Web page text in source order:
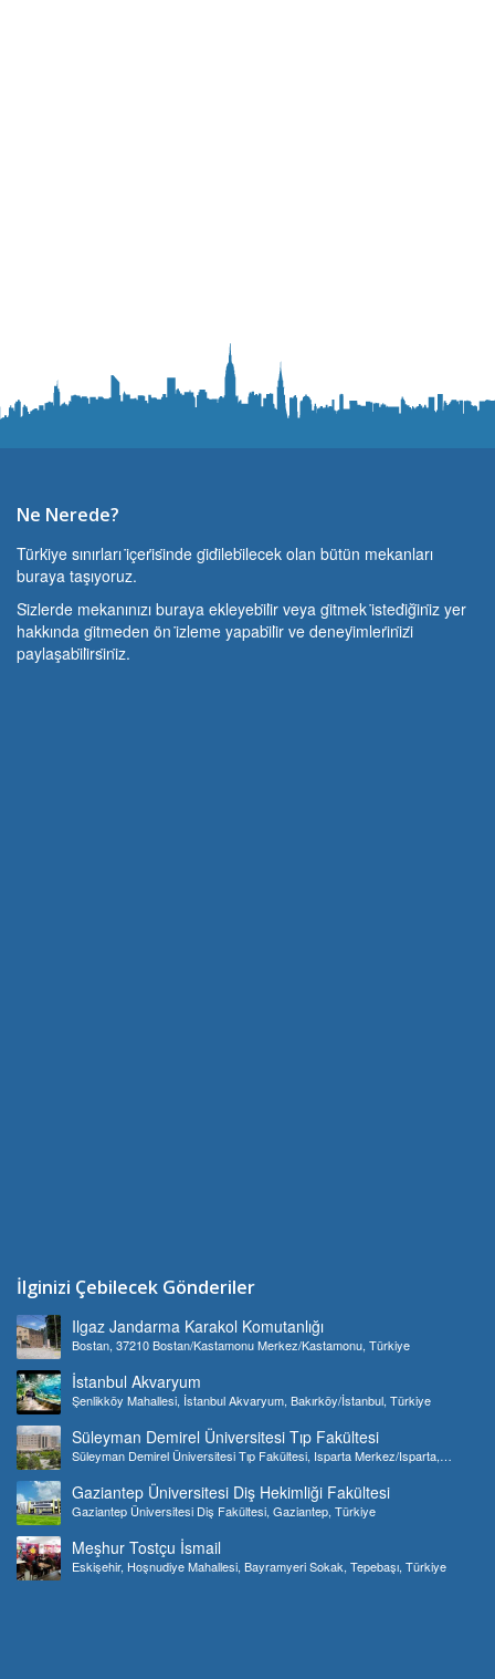
Ne Nerede?
Türki̇ye sınırları i̇çeri̇si̇nde gi̇di̇lebi̇lecek olan bütün mekanları
buraya taşıyoruz.
Si̇zlerde mekanınızı buraya ekleyebi̇li̇r veya gi̇tmek i̇stedi̇ği̇ni̇z yer
hakkında gi̇tmeden ön i̇zleme yapabi̇li̇r ve deneyi̇mleri̇ni̇zi̇
paylaşabi̇li̇rsi̇ni̇z.
İlginizi Çebilecek Gönderiler
Ilgaz Jandarma Karakol Komutanlığı
Bostan, 37210 Bostan/Kastamonu Merkez/Kastamonu, Türkiye
İstanbul Akvaryum
Şenlikköy Mahallesi, İstanbul Akvaryum, Bakırköy/İstanbul, Türkiye
Süleyman Demirel Üniversitesi Tıp Fakültesi
Süleyman Demirel Üniversitesi Tıp Fakültesi, Isparta Merkez/Isparta,
Gaziantep Üniversitesi Diş Hekimliği Fakültesi
Gaziantep Üniversitesi Diş Fakültesi, Gaziantep, Türkiye
Meşhur Tostçu İsmail
Eskişehir, Hoşnudiye Mahallesi, Bayramyeri Sokak, Tepebaşı, Türkiye